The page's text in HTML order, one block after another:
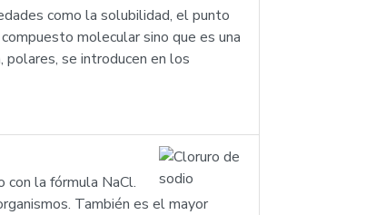
como la solubilidad, el punto
molecular sino que es una
se introducen en los
con la fórmula NaCl.
También es el mayor